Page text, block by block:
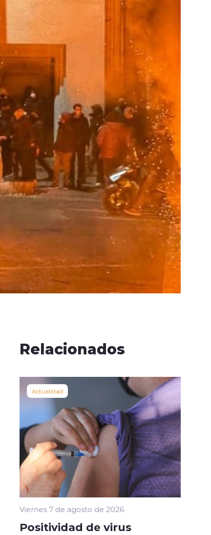
Relacionados
Actualidad
Viernes 7 de agosto de 2026
Positividad de virus